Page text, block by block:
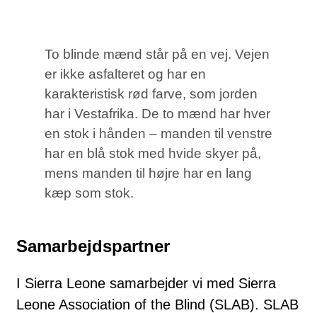
To blinde mænd står på en vej. Vejen
er ikke asfalteret og har en
karakteristisk rød farve, som jorden
har i Vestafrika. De to mænd har hver
en stok i hånden – manden til venstre
har en blå stok med hvide skyer på,
mens manden til højre har en lang
kæp som stok.
Samarbejdspartner
I Sierra Leone samarbejder vi med Sierra
Leone Association of the Blind (SLAB). SLAB